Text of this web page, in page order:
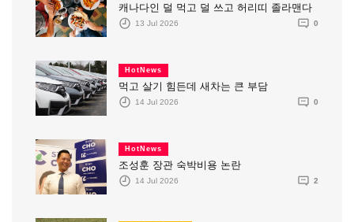
캐나다인 덜 먹고 덜 쓰고 허리띠 졸라맨다
13 Jul 2026 0
HotNews
먹고 살기 힘든데 새차는 큰 부담
14 Jul 2026 0
HotNews
조성훈 장관 숙박비용 논란
14 Jul 2026 2